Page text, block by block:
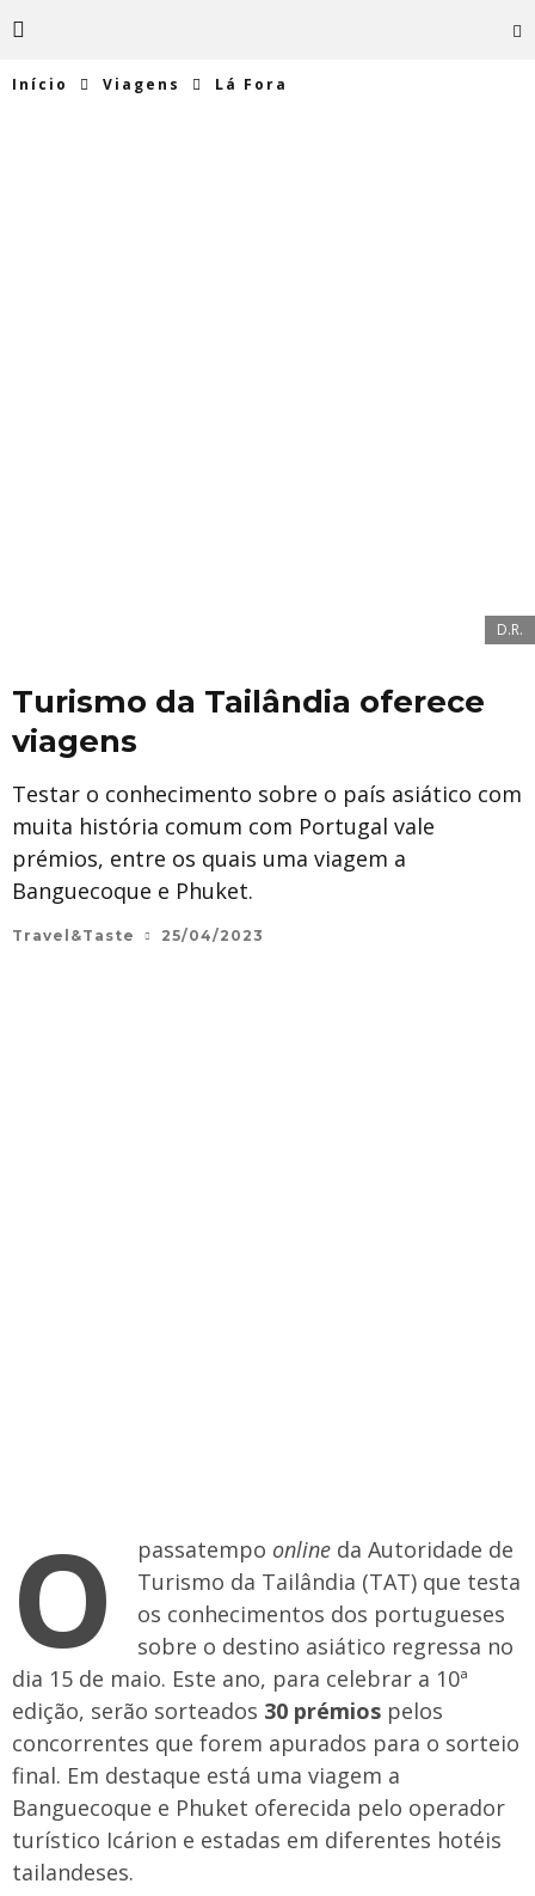
Início Viagens Lá Fora
D.R.
Turismo da Tailândia oferece
viagens
Testar o conhecimento sobre o país asiático com
muita história comum com Portugal vale
prémios, entre os quais uma viagem a
Banguecoque e Phuket.
Travel&Taste 25/04/2023
O passatempo online da Autoridade de
Turismo da Tailândia (TAT) que testa
os conhecimentos dos portugueses
sobre o destino asiático regressa no
dia 15 de maio. Este ano, para celebrar a 10ª
edição, serão sorteados 30 prémios pelos
concorrentes que forem apurados para o sorteio
final. Em destaque está uma viagem a
Banguecoque e Phuket oferecida pelo operador
turístico Icárion e estadas em diferentes hotéis
tailandeses.